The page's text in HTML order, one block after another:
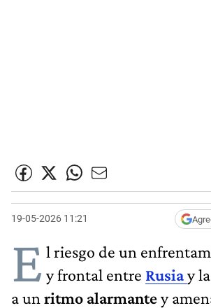
19-05-2026 11:21
E l riesgo de un
y frontal entre Rusiay la
a un ritmo alarmantey